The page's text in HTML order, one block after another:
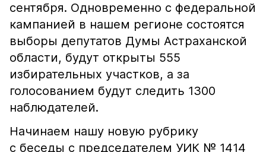
сентября. Одновременно с федеральной
кампанией в нашем регионе состоятся
выборы депутатов Думы Астраханской
области, будут открыты 555
избирательных участков, а за
голосованием будут следить 1300
наблюдателей.
Начинаем нашу новую рубрику
с беседы с председателем УИК № 1414